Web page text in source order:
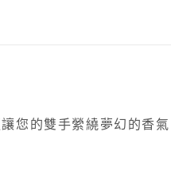
您的雙手縈繞夢幻的香